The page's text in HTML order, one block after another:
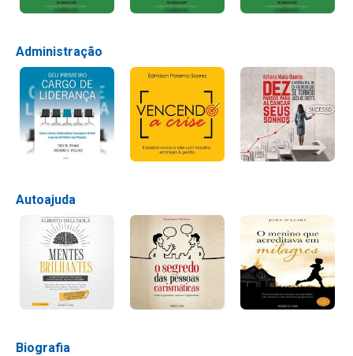
Administração
Autoajuda
Biografia